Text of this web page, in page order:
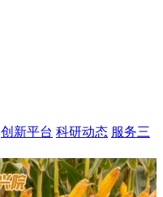
创新平台 科研动态 服务三